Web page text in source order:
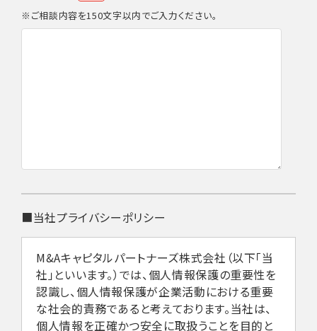
※ご相談内容を150文字以内でご入力ください。
■当社プライバシーポリシー
M&Aキャピタルパートナーズ株式会社（以下「当
社」といいます。）では、個人情報保護の重要性を
認識し、個人情報保護が企業活動における重要
な社会的責務であると考えております。当社は、
個人情報を正確かつ安全に取扱うことを目的と